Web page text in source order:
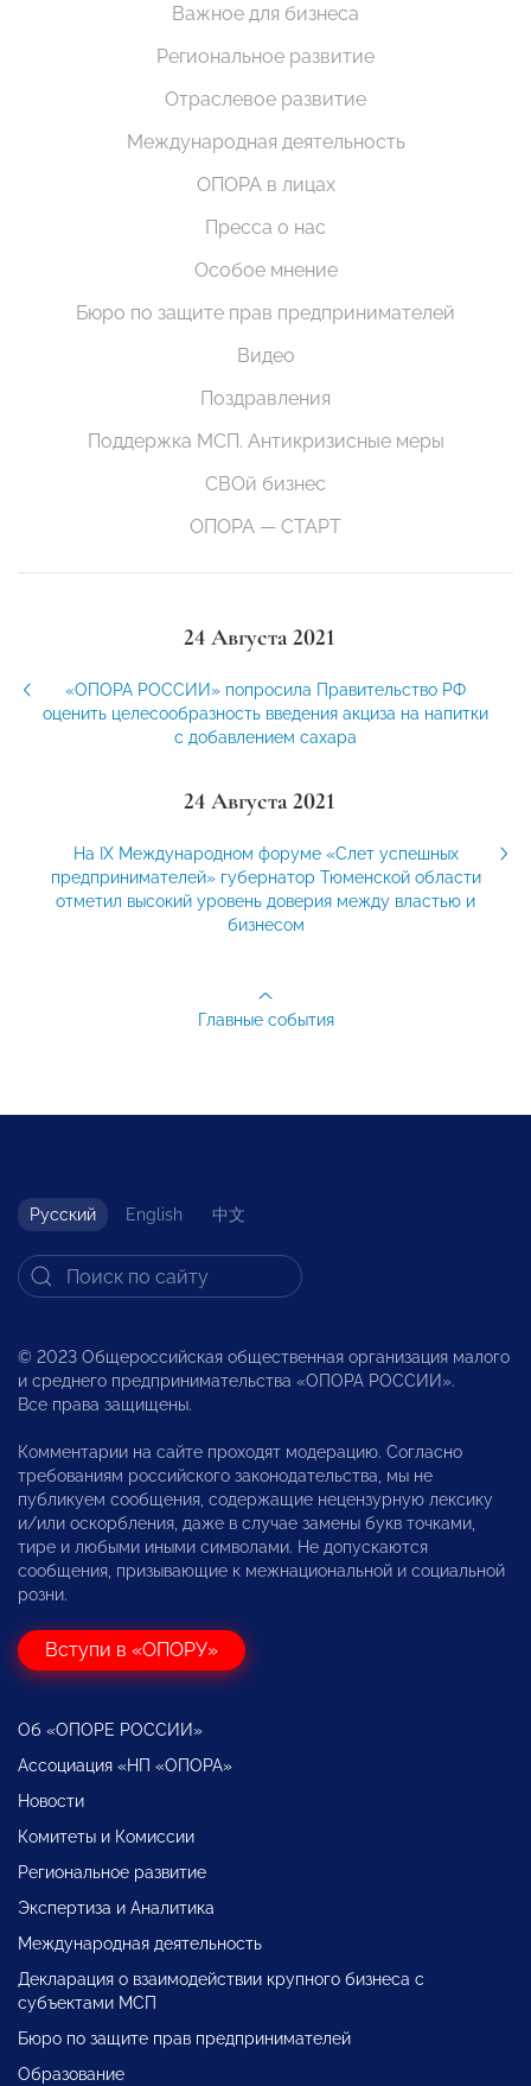
Важное для бизнеса
Региональное развитие
Отраслевое развитие
Международная деятельность
ОПОРА в лицах
Пресса о нас
Особое мнение
Бюро по защите прав предпринимателей
Видео
Поздравления
Поддержка МСП. Антикризисные меры
СВОй бизнес
ОПОРА — СТАРТ
24 Августа 2021
«ОПОРА РОССИИ» попросила Правительство РФ
оценить целесообразность введения акциза на напитки
с добавлением сахара
24 Августа 2021
На IX Международном форуме «Слет успешных
предпринимателей» губернатор Тюменской области
отметил высокий уровень доверия между властью и
бизнесом
Главные события
Русский English 中文
© 2023 Общероссийская общественная организация малого
и среднего предпринимательства «ОПОРА РОССИИ».
Все права защищены.
Комментарии на сайте проходят модерацию. Согласно
требованиям российского законодательства, мы не
публикуем сообщения, содержащие нецензурную лексику
и/или оскорбления, даже в случае замены букв точками,
тире и любыми иными символами. Не допускаются
сообщения, призывающие к межнациональной и социальной
розни.
Вступи в «ОПОРУ»
Об «ОПОРЕ РОССИИ»
Ассоциация «НП «ОПОРА»
Новости
Комитеты и Комиссии
Региональное развитие
Экспертиза и Аналитика
Международная деятельность
Декларация о взаимодействии крупного бизнеса с
субъектами МСП
Бюро по защите прав предпринимателей
Образование